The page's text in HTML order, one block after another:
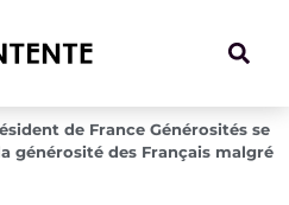
de France Générosités se
générosité des Français malgré